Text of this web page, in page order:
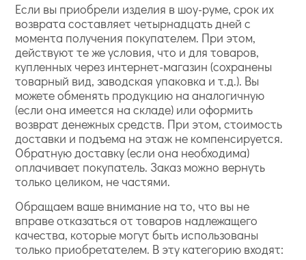
Если вы приобрели изделия в шоу-руме, срок их
возврата составляет четырнадцать дней с
момента получения покупателем. При этом,
действуют те же условия, что и для товаров,
купленных через интернет-магазин (сохранены
товарный вид, заводская упаковка и т.д.). Вы
можете обменять продукцию на аналогичную
(если она имеется на складе) или оформить
возврат денежных средств. При этом, стоимость
доставки и подъема на этаж не компенсируется.
Обратную доставку (если она необходима)
оплачивает покупатель. Заказ можно вернуть
только целиком, не частями.
Обращаем ваше внимание на то, что вы не
вправе отказаться от товаров надлежащего
качества, которые могут быть использованы
только приобретателем. В эту категорию входят: